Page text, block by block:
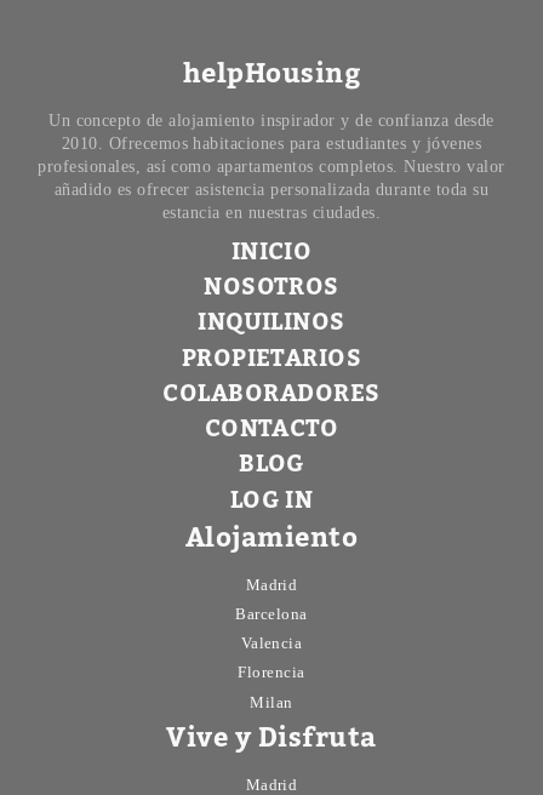
helpHousing
Un concepto de alojamiento inspirador y de confianza desde
2010. Ofrecemos habitaciones para estudiantes y jóvenes
profesionales, así como apartamentos completos. Nuestro valor
añadido es ofrecer asistencia personalizada durante toda su
estancia en nuestras ciudades.
INICIO
NOSOTROS
INQUILINOS
PROPIETARIOS
COLABORADORES
CONTACTO
BLOG
LOG IN
Alojamiento
Madrid
Barcelona
Valencia
Florencia
Milan
Vive y Disfruta
Madrid